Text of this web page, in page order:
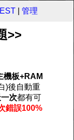
管理
>>
機板+RAM
)後自動重
次都有可
錯誤100%